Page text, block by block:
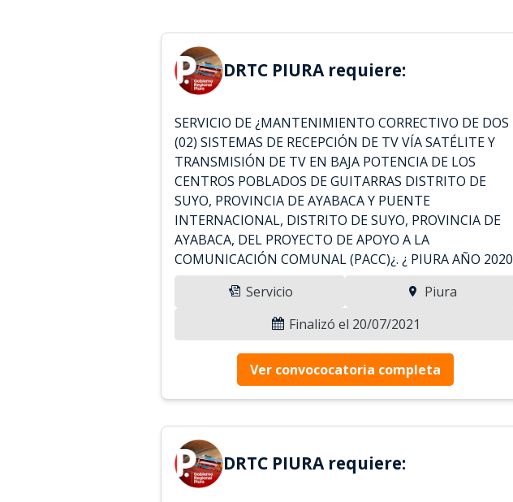
DRTC PIURA requiere:
SERVICIO DE ¿MANTENIMIENTO CORRECTIVO DE DOS
(02) SISTEMAS DE RECEPCIÓN DE TV VÍA SATÉLITE Y
TRANSMISIÓN DE TV EN BAJA POTENCIA DE LOS
CENTROS POBLADOS DE GUITARRAS DISTRITO DE
SUYO, PROVINCIA DE AYABACA Y PUENTE
INTERNACIONAL, DISTRITO DE SUYO, PROVINCIA DE
AYABACA, DEL PROYECTO DE APOYO A LA
COMUNICACIÓN COMUNAL (PACC)¿. ¿ PIURA AÑO 2020
Servicio
Piura
Finalizó el 20/07/2021
Ver convococatoria completa
DRTC PIURA requiere: